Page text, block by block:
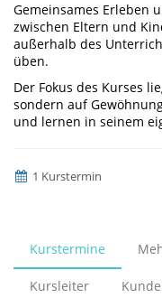
Gemeinsames Erleben
zwischen Eltern und
außerhalb des
üben.
Der Fokus des Kurses
sondern auf
und lernen in seinem
1 Kurstermin
Kurstermine
Kursleiter